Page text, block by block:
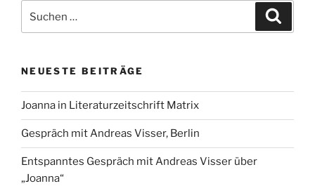
nach:
NEUESTE BEITRÄGE
Joanna in Literaturzeitschrift Matrix
Gespräch mit Andreas Visser, Berlin
Entspanntes Gespräch mit Andreas Visser über
„Joanna“